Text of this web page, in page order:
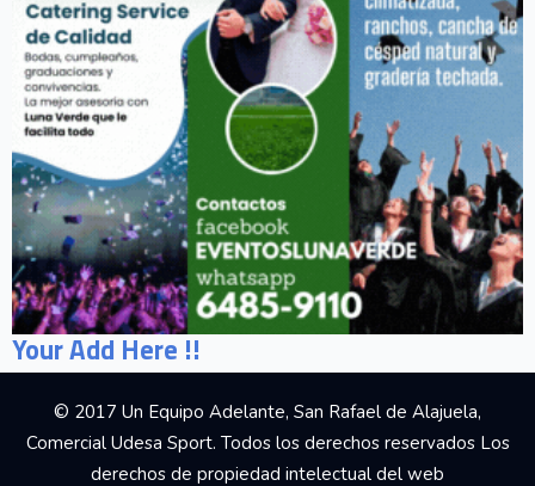
Your Add Here !!
© 2017 Un Equipo Adelante, San Rafael de Alajuela,
Comercial Udesa Sport. Todos los derechos reservados Los
derechos de propiedad intelectual del web